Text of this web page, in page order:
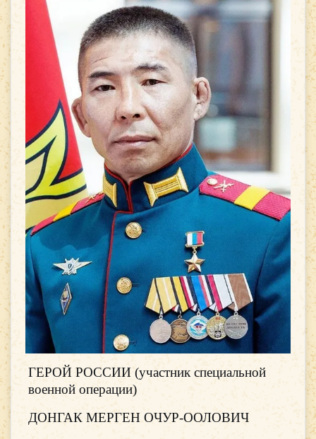
ГЕРОЙ РОССИИ (участник специальной
военной операции)
ДОНГАК МЕРГЕН ОЧУР-ООЛОВИЧ